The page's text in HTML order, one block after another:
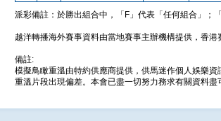
派彩備註：於勝出組合中，「F」代表「任何組合」；
越洋轉播海外賽事資料由當地賽事主辦機構提供，香
備註:
模擬鳥瞰重溫由特約供應商提供，供馬迷作個人娛樂
重溫片段出現偏差。本會已盡一切努力務求有關資料